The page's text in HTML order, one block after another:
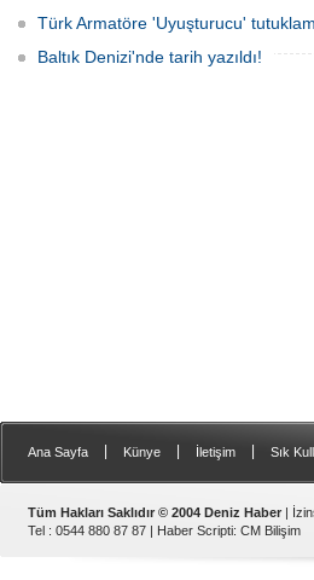
Türk Armatöre 'Uyuşturucu'
Baltık Denizi'nde tarih yazıldı!
Ana Sayfa Künye İletişim Sık
Tüm Hakları Saklıdır © 2004 Deniz Haber |
Tel : 0544 880 87 87 | Haber Scripti: CM Bilişim